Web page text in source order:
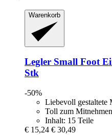
Warenkorb
Legler Small Foot
Stk
-50%
Liebevoll gestaltete
Toll zum Mitnehmen
Inhalt: 15 Teile
€ 15,24 € 30,49